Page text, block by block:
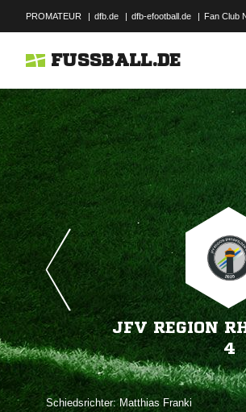
PROMATEUR | dfb.de | dfb-efootball.de | Fan Club
FUSSBALL.DE
JFV REGION
4
Schiedsrichter: 